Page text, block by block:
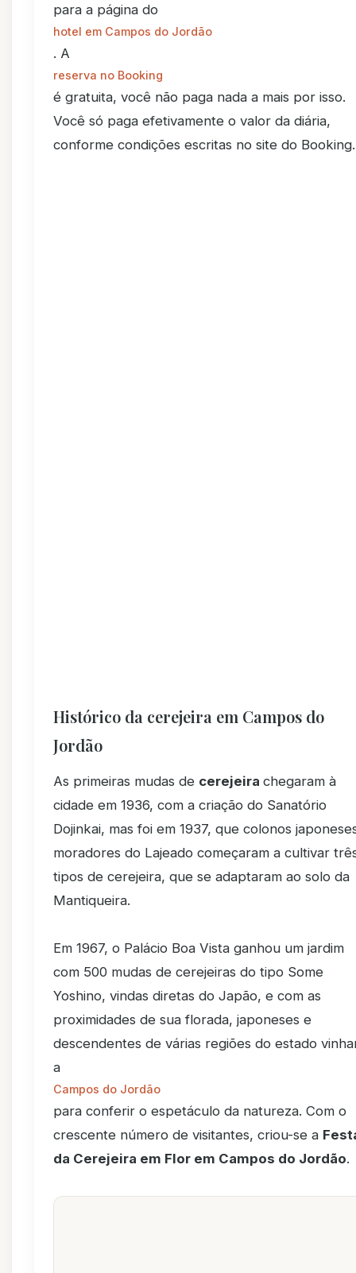
para a página do
hotel em Campos do Jordão
. A
reserva no Booking
é gratuita, você não paga nada a mais por isso.
Você só paga efetivamente o valor da diária,
conforme condições escritas no site do Booking.
Histórico da cerejeira em Campos do
Jordão
As primeiras mudas de cerejeira chegaram à
cidade em 1936, com a criação do Sanatório
Dojinkai, mas foi em 1937, que colonos
moradores do Lajeado começaram a cultivar
tipos de cerejeira, que se adaptaram ao solo da
Mantiqueira.
Em 1967, o Palácio Boa Vista ganhou um jardim
com 500 mudas de cerejeiras do tipo Some
Yoshino, vindas diretas do Japão, e com as
proximidades de sua florada, japoneses e
descendentes de várias regiões do estado
a
Campos do Jordão
para conferir o espetáculo da natureza. Com o
crescente número de visitantes, criou-se a
da Cerejeira em Flor em Campos do Jordão.